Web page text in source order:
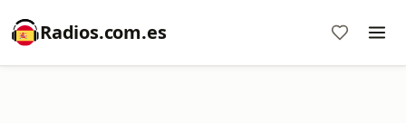
Radios.com.es